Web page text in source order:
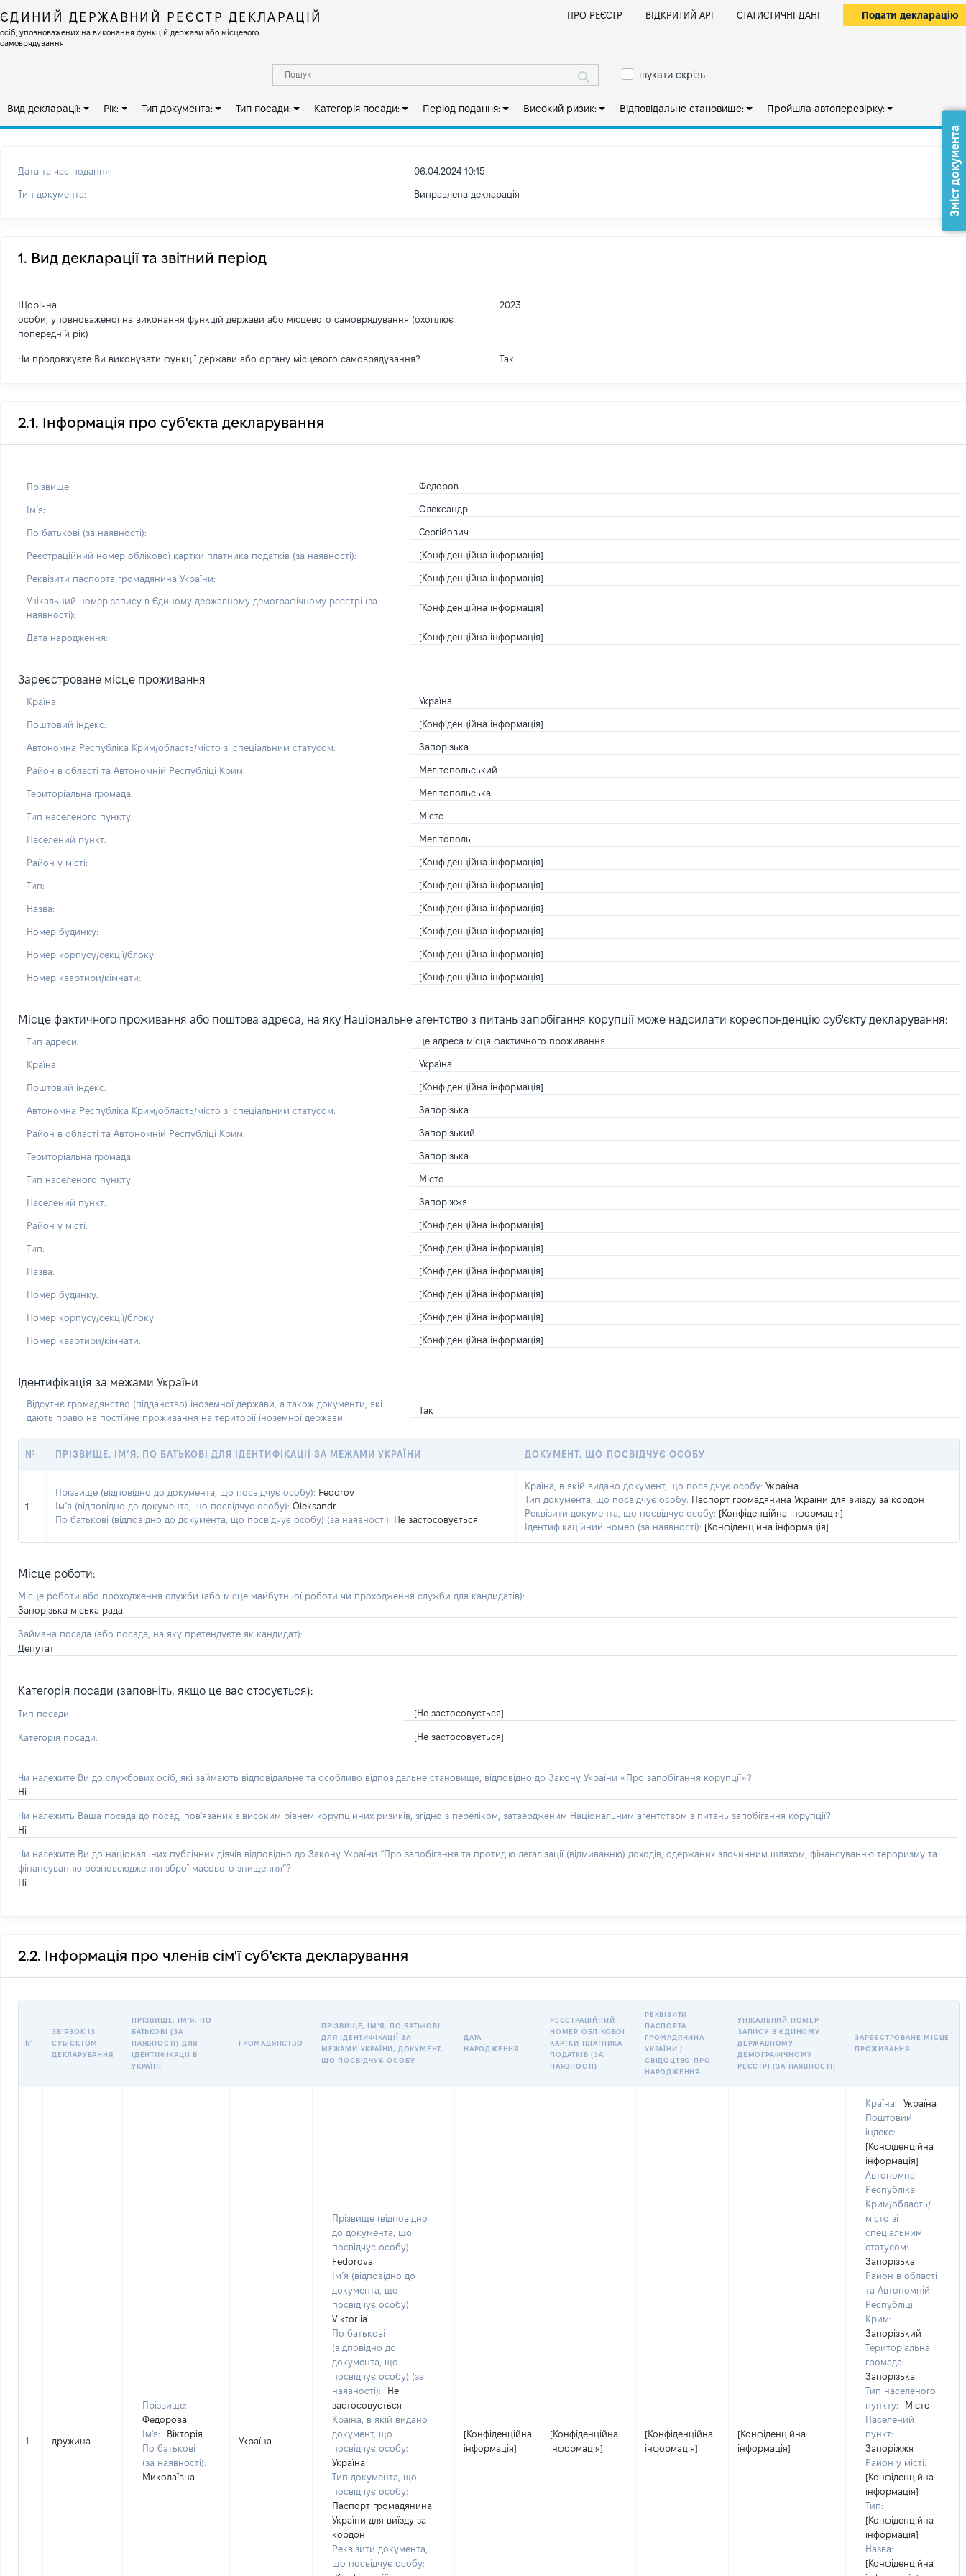
ЄДИНИЙ ДЕРЖАВНИЙ РЕЄСТР ДЕКЛАРАЦІЙ
осіб, уповноважених на виконання функцій держави або місцевого
самоврядування
ПРО РЕЄСТР ВІДКРИТИЙ АРІ СТАТИСТИЧНІ ДАНІ Подати декларацію
шукати скрізь
Вид декларації: Рік: Тип документа: Тип посади: Категорія посади: Період подання: Високий ризик: Відповідальне становище: Пройшла автоперевірку:
Дата та час подання: 06.04.2024 10:15
Тип документа: Виправлена декларація
1. Вид декларації та звітний період
Щорічна
особи, уповноваженої на виконання функцій держави або місцевого самоврядування (охоплює
попередній рік)
2023
Чи продовжуєте Ви виконувати функції держави або органу місцевого самоврядування? Так
2.1. Інформація про суб'єкта декларування
Прізвище: Федоров
Імʼя: Олександр
По батькові (за наявності): Сергійович
Реєстраційний номер облікової картки платника податків (за наявності): [Конфіденційна інформація]
Реквізити паспорта громадянина України: [Конфіденційна інформація]
Унікальний номер запису в Єдиному державному демографічному реєстрі (за
наявності):
[Конфіденційна інформація]
Дата народження: [Конфіденційна інформація]
Зареєстроване місце проживання
Країна: Україна
Поштовий індекс: [Конфіденційна інформація]
Автономна Республіка Крим/область/місто зі спеціальним статусом: Запорізька
Район в області та Автономній Республіці Крим: Мелітопольський
Територіальна громада: Мелітопольська
Тип населеного пункту: Місто
Населений пункт: Мелітополь
Район у місті: [Конфіденційна інформація]
Тип: [Конфіденційна інформація]
Назва: [Конфіденційна інформація]
Номер будинку: [Конфіденційна інформація]
Номер корпусу/секції/блоку: [Конфіденційна інформація]
Номер квартири/кімнати: [Конфіденційна інформація]
Місце фактичного проживання або поштова адреса, на яку Національне агентство з питань запобігання корупції може надсилати кореспонденцію суб'єкту декларування:
Тип адреси: це адреса місця фактичного проживання
Країна: Україна
Поштовий індекс: [Конфіденційна інформація]
Автономна Республіка Крим/область/місто зі спеціальним статусом: Запорізька
Район в області та Автономній Республіці Крим: Запорізький
Територіальна громада: Запорізька
Тип населеного пункту: Місто
Населений пункт: Запоріжжя
Район у місті: [Конфіденційна інформація]
Тип: [Конфіденційна інформація]
Назва: [Конфіденційна інформація]
Номер будинку: [Конфіденційна інформація]
Номер корпусу/секції/блоку: [Конфіденційна інформація]
Номер квартири/кімнати: [Конфіденційна інформація]
Ідентифікація за межами України
Відсутнє громадянство (підданство) іноземної держави, а також документи, які
дають право на постійне проживання на території іноземної держави
Так
№ ПРІЗВИЩЕ, ІМ’Я, ПО БАТЬКОВІ ДЛЯ ІДЕНТИФІКАЦІЇ ЗА МЕЖАМИ УКРАЇНИ ДОКУМЕНТ, ЩО ПОСВІДЧУЄ ОСОБУ
1
Прізвище (відповідно до документа, що посвідчує особу): Fedorov
Ім’я (відповідно до документа, що посвідчує особу): Oleksandr
По батькові (відповідно до документа, що посвідчує особу) (за наявності): Не застосовується
Країна, в якій видано документ, що посвідчує особу: Україна
Тип документа, що посвідчує особу: Паспорт громадянина України для виїзду за кордон
Реквізити документа, що посвідчує особу: [Конфіденційна інформація]
Ідентифікаційний номер (за наявності): [Конфіденційна інформація]
Місце роботи:
Місце роботи або проходження служби (або місце майбутньої роботи чи проходження служби для кандидатів):
Запорізька міська рада
Займана посада (або посада, на яку претендуєте як кандидат):
Депутат
Категорія посади (заповніть, якщо це вас стосується):
Тип посади: [Не застосовується]
Категорія посади: [Не застосовується]
Чи належите Ви до службових осіб, які займають відповідальне та особливо відповідальне становище, відповідно до Закону України «Про запобігання корупції»?
Ні
Чи належить Ваша посада до посад, пов'язаних з високим рівнем корупційних ризиків, згідно з переліком, затвердженим Національним агентством з питань запобігання корупції?
Ні
Чи належите Ви до національних публічних діячів відповідно до Закону України “Про запобігання та протидію легалізації (відмиванню) доходів, одержаних злочинним шляхом, фінансуванню тероризму та
фінансуванню розповсюдження зброї масового знищення”?
Ні
2.2. Інформація про членів сім'ї суб'єкта декларування
№
ЗВʼЯЗОК ІЗ
СУБʼЄКТОМ
ДЕКЛАРУВАННЯ
ПРІЗВИЩЕ, ІМʼЯ, ПО
БАТЬКОВІ (ЗА
НАЯВНОСТІ) ДЛЯ
ІДЕНТИФІКАЦІЇ В
УКРАЇНІ
ГРОМАДЯНСТВО
ПРІЗВИЩЕ, ІМʼЯ, ПО БАТЬКОВІ
ДЛЯ ІДЕНТИФІКАЦІЇ ЗА
МЕЖАМИ УКРАЇНИ, ДОКУМЕНТ,
ЩО ПОСВІДЧУЄ ОСОБУ
ДАТА
НАРОДЖЕННЯ
РЕЄСТРАЦІЙНИЙ
НОМЕР ОБЛІКОВОЇ
КАРТКИ ПЛАТНИКА
ПОДАТКІВ (ЗА
НАЯВНОСТІ)
РЕКВІЗИТИ
ПАСПОРТА
ГРОМАДЯНИНА
УКРАЇНИ /
СВІДОЦТВО ПРО
НАРОДЖЕННЯ
УНІКАЛЬНИЙ НОМЕР
ЗАПИСУ В ЄДИНОМУ
ДЕРЖАВНОМУ
ДЕМОГРАФІЧНОМУ
РЕЄСТРІ (ЗА НАЯВНОСТІ)
ЗАРЕЄСТРОВАНЕ МІСЦЕ
ПРОЖИВАННЯ
1 дружина
Прізвище:
Федорова
Ім'я:
Вікторія
По батькові
(за наявності):
Миколаївна
Україна
Прізвище (відповідно
до документа, що
посвідчує особу):
Fedorova
Ім’я (відповідно до
документа, що
посвідчує особу):
Viktoriia
По батькові
(відповідно до
документа, що
посвідчує особу) (за
наявності):
Не
застосовується
Країна, в якій видано
документ, що
посвідчує особу:
Україна
Тип документа, що
посвідчує особу:
Паспорт громадянина
України для виїзду за
кордон
Реквізити документа,
що посвідчує особу:
[Конфіденційна
інформація]
[Конфіденційна
інформація]
[Конфіденційна
інформація]
[Конфіденційна
інформація]
Країна:
Україна
Поштовий
індекс:
[Конфіденційна
інформація]
Автономна
Республіка
Крим/область/
місто зі
спеціальним
статусом:
Запорізька
Район в області
та Автономній
Республіці
Крим:
Запорізький
Територіальна
громада:
Запорізька
Тип населеного
пункту:
Місто
Населений
пункт:
Запоріжжя
Район у місті:
[Конфіденційна
інформація]
Тип:
[Конфіденційна
інформація]
Назва:
[Конфіденційна
Зміст документа